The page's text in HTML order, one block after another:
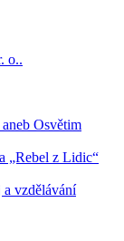
o..
Osvětim
„Rebel z Lidic“
vzdělávání